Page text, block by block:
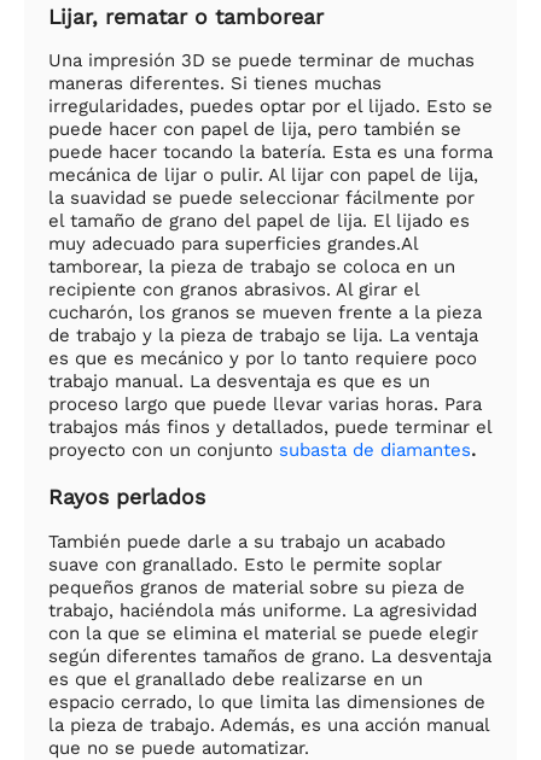
Lijar, rematar o tamborear
Una impresión 3D se puede terminar de muchas
maneras diferentes. Si tienes muchas
irregularidades, puedes optar por el lijado. Esto se
puede hacer con papel de lija, pero también se
puede hacer tocando la batería. Esta es una forma
mecánica de lijar o pulir. Al lijar con papel de lija,
la suavidad se puede seleccionar fácilmente por
el tamaño de grano del papel de lija. El lijado es
muy adecuado para superficies grandes.Al
tamborear, la pieza de trabajo se coloca en un
recipiente con granos abrasivos. Al girar el
cucharón, los granos se mueven frente a la pieza
de trabajo y la pieza de trabajo se lija. La ventaja
es que es mecánico y por lo tanto requiere poco
trabajo manual. La desventaja es que es un
proceso largo que puede llevar varias horas. Para
trabajos más finos y detallados, puede terminar el
proyecto con un conjunto subasta de diamantes.
Rayos perlados
También puede darle a su trabajo un acabado
suave con granallado. Esto le permite soplar
pequeños granos de material sobre su pieza de
trabajo, haciéndola más uniforme. La agresividad
con la que se elimina el material se puede elegir
según diferentes tamaños de grano. La desventaja
es que el granallado debe realizarse en un
espacio cerrado, lo que limita las dimensiones de
la pieza de trabajo. Además, es una acción manual
que no se puede automatizar.